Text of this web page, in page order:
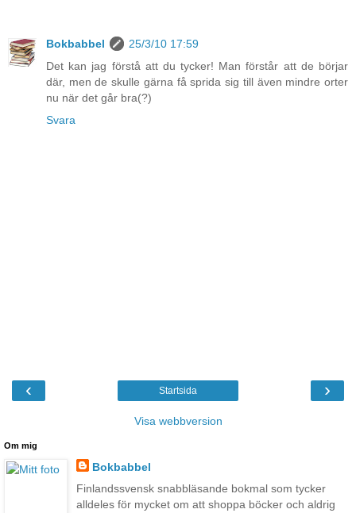
Bokbabbel
25/3/10 17:59
Det kan jag förstå att du tycker! Man förstår att de börjar
där, men de skulle gärna få sprida sig till även mindre orter
nu när det går bra(?)
Svara
‹ ›
Startsida
Visa webbversion
Om mig
Bokbabbel
Finlandssvensk snabbläsande bokmal som tycker
alldeles för mycket om att shoppa böcker och aldrig